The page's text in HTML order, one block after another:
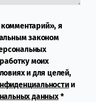
я
законом
моих
и для целей,
и
данных*